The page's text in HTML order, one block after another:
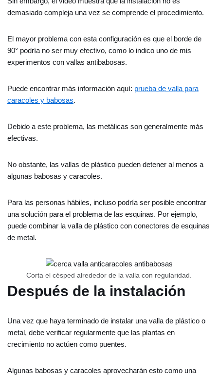
demasiado compleja una vez se comprende el procedimiento.
El mayor problema con esta configuración es que el borde de
90° podría no ser muy efectivo, como lo indico uno de mis
experimentos con vallas antibabosas.
Puede encontrar más información aquí: prueba de valla para
caracoles y babosas.
Debido a este problema, las metálicas son generalmente más
efectivas.
No obstante, las vallas de plástico pueden detener al menos a
algunas babosas y caracoles.
Para las personas hábiles, incluso podría ser posible encontrar
una solución para el problema de las esquinas. Por ejemplo,
puede combinar la valla de plástico con conectores de esquinas
de metal.
Corta el césped alrededor de la valla con regularidad.
Después de la instalación
Una vez que haya terminado de instalar una valla de plástico o
metal, debe verificar regularmente que las plantas en
crecimiento no actúen como puentes.
Algunas babosas y caracoles aprovecharán esto como una